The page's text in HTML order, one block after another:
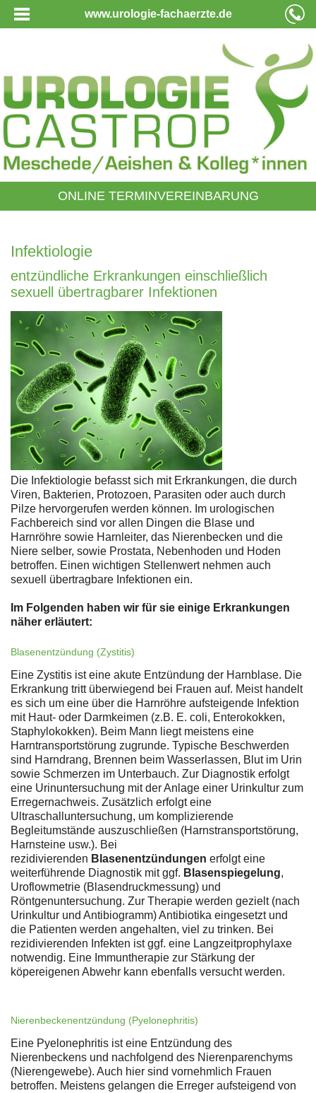
www.urologie-fachaerzte.de
ONLINE TERMINVEREINBARUNG
Infektiologie
entzündliche Erkrankungen einschließlich
sexuell übertragbarer Infektionen
Die Infektiologie befasst sich mit Erkrankungen, die durch
Viren, Bakterien, Protozoen, Parasiten oder auch durch
Pilze hervorgerufen werden können. Im urologischen
Fachbereich sind vor allen Dingen die Blase und
Harnröhre sowie Harnleiter, das Nierenbecken und die
Niere selber, sowie Prostata, Nebenhoden und Hoden
betroffen. Einen wichtigen Stellenwert nehmen auch
sexuell übertragbare Infektionen ein.
Im Folgenden haben wir für sie einige Erkrankungen
näher erläutert:
Blasenentzündung (Zystitis)
Eine Zystitis ist eine akute Entzündung der Harnblase. Die
Erkrankung tritt überwiegend bei Frauen auf. Meist handelt
es sich um eine über die Harnröhre aufsteigende Infektion
mit Haut- oder Darmkeimen (z.B. E. coli, Enterokokken,
Staphylokokken). Beim Mann liegt meistens eine
Harntransportstörung zugrunde. Typische Beschwerden
sind Harndrang, Brennen beim Wasserlassen, Blut im Urin
sowie Schmerzen im Unterbauch. Zur Diagnostik erfolgt
eine Urinuntersuchung mit der Anlage einer Urinkultur zum
Erregernachweis. Zusätzlich erfolgt eine
Ultraschalluntersuchung, um komplizierende
Begleitumstände auszuschließen (Harnstransportstörung,
Harnsteine usw.). Bei
rezidivierenden Blasenentzündungen erfolgt eine
weiterführende Diagnostik mit ggf. Blasenspiegelung,
Uroflowmetrie (Blasendruckmessung) und
Röntgenuntersuchung. Zur Therapie werden gezielt (nach
Urinkultur und Antibiogramm) Antibiotika eingesetzt und
die Patienten werden angehalten, viel zu trinken. Bei
rezidivierenden Infekten ist ggf. eine Langzeitprophylaxe
notwendig. Eine Immuntherapie zur Stärkung der
köpereigenen Abwehr kann ebenfalls versucht werden.
Nierenbeckenentzündung (Pyelonephritis)
Eine Pyelonephritis ist eine Entzündung des
Nierenbeckens und nachfolgend des Nierenparenchyms
(Nierengewebe). Auch hier sind vornehmlich Frauen
betroffen. Meistens gelangen die Erreger aufsteigend von